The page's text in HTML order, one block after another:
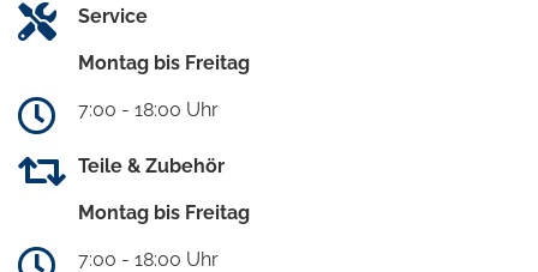
Service
Montag bis Freitag
7:00 - 18:00 Uhr
Teile & Zubehör
Montag bis Freitag
7:00 - 18:00 Uhr